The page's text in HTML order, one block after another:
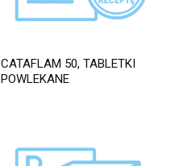
CATAFLAM 50, TABLETKI
POWLEKANE